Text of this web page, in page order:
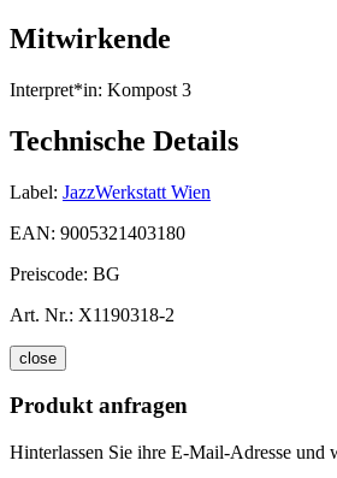
Mitwirkende
Interpret*in: Kompost 3
Technische Details
Label: JazzWerkstatt Wien
EAN: 9005321403180
Preiscode: BG
Art. Nr.: X1190318-2
close
Produkt anfragen
Hinterlassen Sie ihre E-Mail-Adresse